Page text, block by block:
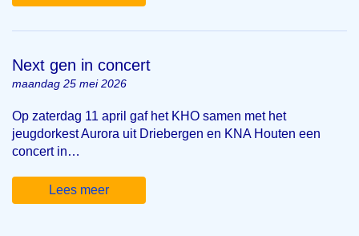
Next gen in concert
maandag 25 mei 2026
Op zaterdag 11 april gaf het KHO samen met het
jeugdorkest Aurora uit Driebergen en KNA Houten een
concert in…
Lees meer